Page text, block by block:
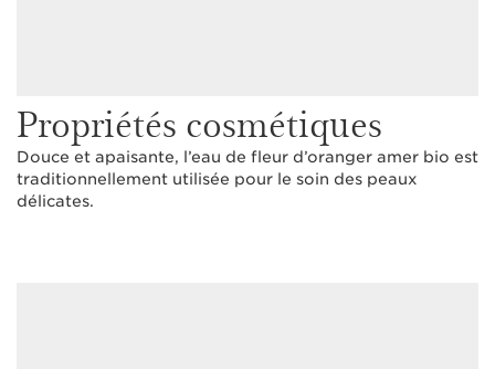
Propriétés cosmétiques
Douce et apaisante, l’eau de fleur d’oranger amer bio est
traditionnellement utilisée pour le soin des peaux
délicates.